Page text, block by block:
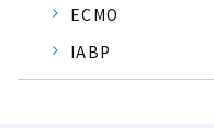
ECMO
IABP